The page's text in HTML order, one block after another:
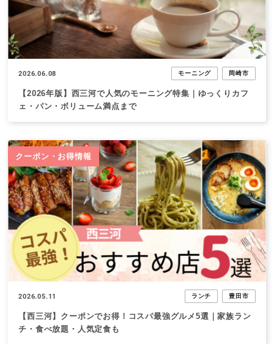
2026.06.08 モーニング 岡崎市
【2026年版】西三河で人気のモーニング特集｜ゆっくりカフ
ェ・パン・ボリューム満点まで
クーポン・お得情報
2026.05.11 ランチ 豊田市
【西三河】クーポンでお得！コスパ最強グルメ5選｜家族ラン
チ・食べ放題・人気定食も